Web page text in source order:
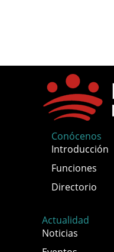
Conócenos
Introducción
Funciones
Directorio
Actualidad
Noticias